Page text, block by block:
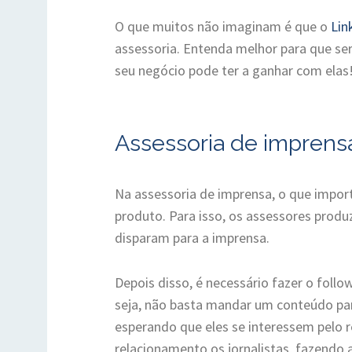
O que muitos não imaginam é que o
assessoria. Entenda melhor para que
seu negócio pode ter a ganhar com
Assessoria de
Na assessoria de imprensa, o que
produto. Para isso, os assessores
disparam para a imprensa.
Depois disso, é necessário fazer o
seja, não basta mandar um conteúdo
esperando que eles se interessem pelo